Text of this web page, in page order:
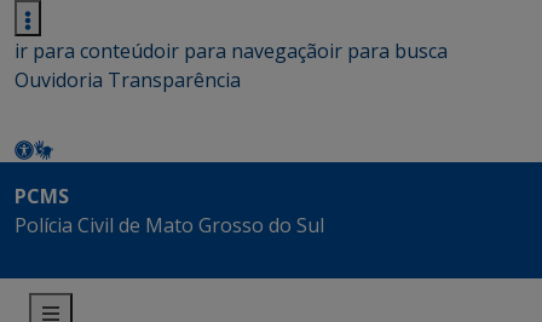
ir para conteúdoir para navegaçãoir para busca
Ouvidoria Transparência
PCMS
Polícia Civil de Mato Grosso do Sul